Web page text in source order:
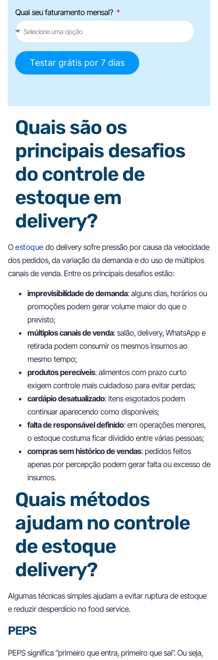
Qual seu faturamento mensal?
Testar grátis por 7 dias
Quais são os
principais desafios
do controle de
estoque em
delivery?
Oestoquedo delivery sofre pressão por causa da velocidade
dos pedidos, da variação da demanda e do uso de múltiplos
canais de venda. Entre os principais desafios estão:
imprevisibilidade de demanda: alguns dias, horários ou
promoções podem gerar volume maior do que o
previsto;
múltiplos canais de venda: salão, delivery, WhatsApp e
retirada podem consumir os mesmos insumos ao
mesmo tempo;
produtos perecíveis: alimentos com prazo curto
exigem controle mais cuidadoso para evitar perdas;
cardápio desatualizado: itens esgotados podem
continuar aparecendo como disponíveis;
falta de responsável definido: em operações menores,
o estoque costuma ficar dividido entre várias pessoas;
compras sem histórico de vendas: pedidos feitos
apenas por percepção podem gerar falta ou excesso de
insumos.
Quais métodos
ajudam no controle
de estoque
delivery?
Algumas técnicas simples ajudam a evitar ruptura de estoque
e reduzir desperdício no food service.
PEPS
PEPS significa “primeiro que entra, primeiro que sai”. Ou seja,